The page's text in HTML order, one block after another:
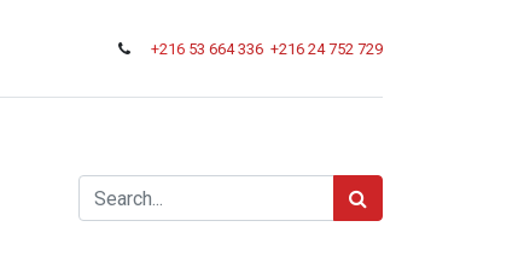
+216 53 664 336 +216 24 752 729